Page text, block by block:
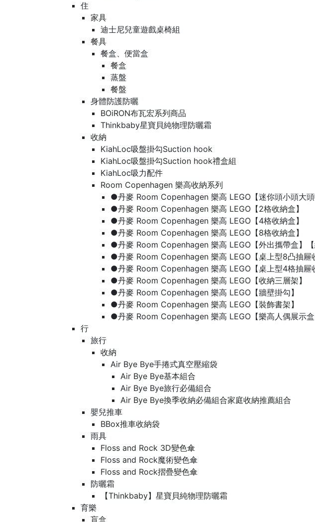
住
家具
迪士尼兒童遊戲桌椅組
餐具
餐盒、便當盒
餐盒
蒸盤
餐盤
身體防護防曬
BOiRON布瓦宏系列商品
Thinkbaby星寶貝純物理防曬霜
收納
KiahLoc吸盤掛勾Suction hook
KiahLoc吸盤掛勾Suction hook禮盒組
KiahLoc吸力配件
Room Copenhagen 樂高收納系列
●丹麥 Room Copenhagen 樂高 LEGO【迷你頭小頭大頭
●丹麥 Room Copenhagen 樂高 LEGO【2格收納盒】
●丹麥 Room Copenhagen 樂高 LEGO【4格收納盒】
●丹麥 Room Copenhagen 樂高 LEGO【8格收納盒】
●丹麥 Room Copenhagen 樂高 LEGO【外出攜帶盒】【
●丹麥 Room Copenhagen 樂高 LEGO【桌上型8凸抽屜
●丹麥 Room Copenhagen 樂高 LEGO【桌上型4格抽屜
●丹麥 Room Copenhagen 樂高 LEGO【收納三層架】
●丹麥 Room Copenhagen 樂高 LEGO【牆壁掛勾】
●丹麥 Room Copenhagen 樂高 LEGO【裝飾書架】
●丹麥 Room Copenhagen 樂高 LEGO【樂高人偶展示盒
行
旅行
收納
Air Bye Bye手捲式真空壓縮袋
Air Bye Bye基本組合
Air Bye Bye旅行必備組合
Air Bye Bye換季收納必備組合家庭收納推薦組合
嬰兒推車
BBox推車收納袋
雨具
Floss and Rock 3D變色傘
Floss and Rock魔術變色傘
Floss and Rock摺疊變色傘
防曬霜
【Thinkbaby】星寶貝純物理防曬霜
育樂
盲盒